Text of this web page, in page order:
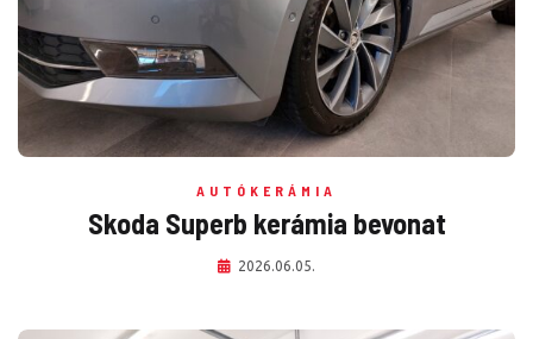
AUTÓKERÁMIA
Skoda Superb kerámia bevonat
2026.06.05.